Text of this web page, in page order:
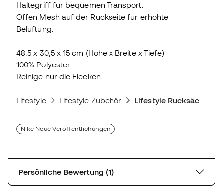
Haltegriff für bequemen Transport.
Offen Mesh auf der Rückseite für erhöhte
Belüftung.
48,5 x 30,5 x 15 cm (Höhe x Breite x Tiefe)
100% Polyester
Reinige nur die Flecken
Lifestyle Lifestyle Zubehör Lifestyle Rucksäcke
Nike Neue Veröffentlichungen
Persönliche Bewertung (1)